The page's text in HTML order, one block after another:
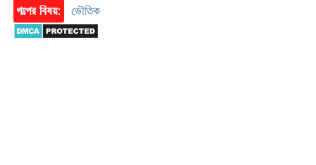
গল্পের বিষয়: ভৌতিক